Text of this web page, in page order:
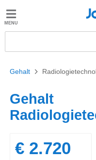
Jobted
Gehalt
Gehalt >
Gehalt
€ 2.720